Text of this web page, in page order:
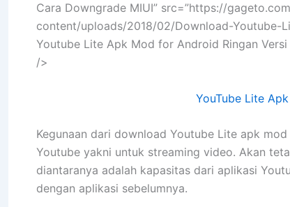
Cara Downgrade MIUI” src=”https://
content/uploads/2018/02/Download-Youtube-
Youtube Lite Apk Mod for Android Ringan Versi
/>
YouTube Lite
Kegunaan dari download Youtube Lite apk
Youtube yakni untuk streaming video. Akan
diantaranya adalah kapasitas dari aplikasi
dengan aplikasi sebelumnya.